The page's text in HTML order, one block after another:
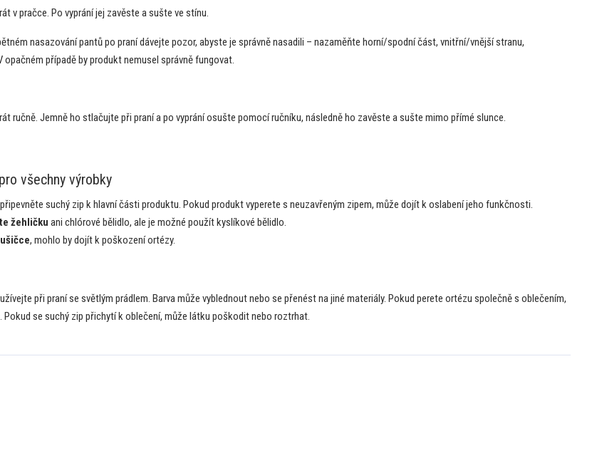
v pračce. Po vyprání jej zavěste a sušte ve stínu.
nasazování pantů po praní dávejte pozor, abyste je správně nasadili – nazaměňte horní/spodní část, vnitřní/vnější stranu,
opačném případě by produkt nemusel správně fungovat.
ručně. Jemně ho stlačujte při praní a po vyprání osušte pomocí ručníku, následně ho zavěste a sušte mimo přímé slunce.
všechny výrobky
suchý zip k hlavní části produktu. Pokud produkt vyperete s neuzavřeným zipem, může dojít k oslabení jeho funkčnosti.
žehličku ani chlórové bělidlo, ale je možné použít kyslíkové bělidlo.
, mohlo by dojít k poškození ortézy.
při praní se světlým prádlem. Barva může vyblednout nebo se přenést na jiné materiály. Pokud perete ortézu společně s oblečením,
Pokud se suchý zip přichytí k oblečení, může látku poškodit nebo roztrhat.